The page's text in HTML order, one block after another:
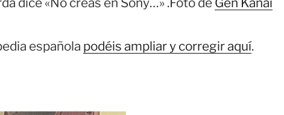
española podéis ampliar y corregir aquí.